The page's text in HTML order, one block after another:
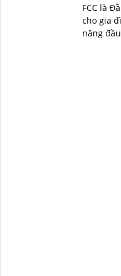
FCC là
cho gia
năng
đêm,